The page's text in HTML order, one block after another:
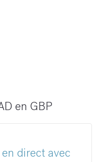
en GBP
direct avec